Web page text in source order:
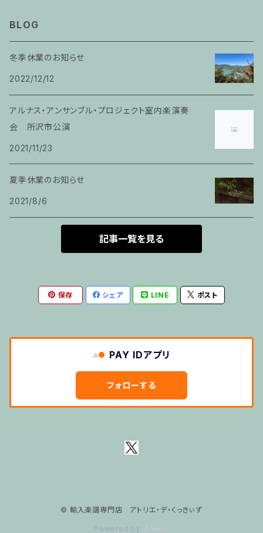
家族割適用プラン2
家族割適用プラン3
家族割適用プラン4
ヴァイオリンピアノ６０分レッスン
ピアノ科６０分レッスン
その他のご利用
BLOG
冬季休業のお知らせ
2022/12/12
アルナス・アンサンブル・プロジェクト室内楽演奏
会 所沢市公演
2021/11/23
夏季休業のお知らせ
2021/8/6
記事一覧を見る
保存 シェア LINE ポスト
PAY IDアプリ
フォローする
© 輸入楽譜専門店 アトリエ・デ・くっきぃず
Powered by